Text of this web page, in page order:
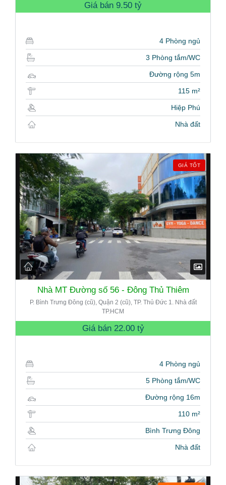
Giá bán 9.50 tỷ
4 Phòng ngủ
3 Phòng tắm/WC
Đường rộng 5m
115 m²
Hiệp Phú
Nhà đất
GIÁ TỐT
Nhà MT Đường số 56 - Đông Thủ Thiêm
P. Bình Trưng Đông (cũ), Quận 2 (cũ), TP. Thủ Đức 1. Nhà đất
TP.HCM
Giá bán 22.00 tỷ
4 Phòng ngủ
5 Phòng tắm/WC
Đường rộng 16m
110 m²
Bình Trưng Đông
Nhà đất